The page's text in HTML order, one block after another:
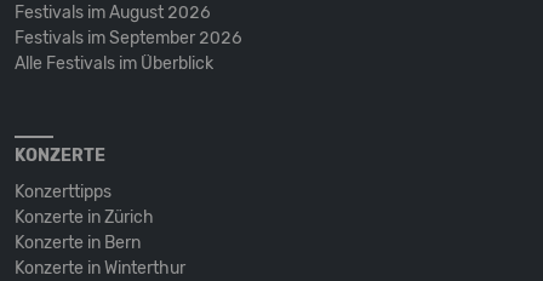
Festivals im August 2026
Festivals im September 2026
Alle Festivals im Überblick
KONZERTE
Konzerttipps
Konzerte in Zürich
Konzerte in Bern
Konzerte in Winterthur